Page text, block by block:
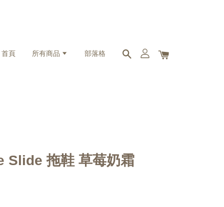
首頁 所有商品 部落格
Slide 拖鞋 草莓奶霜